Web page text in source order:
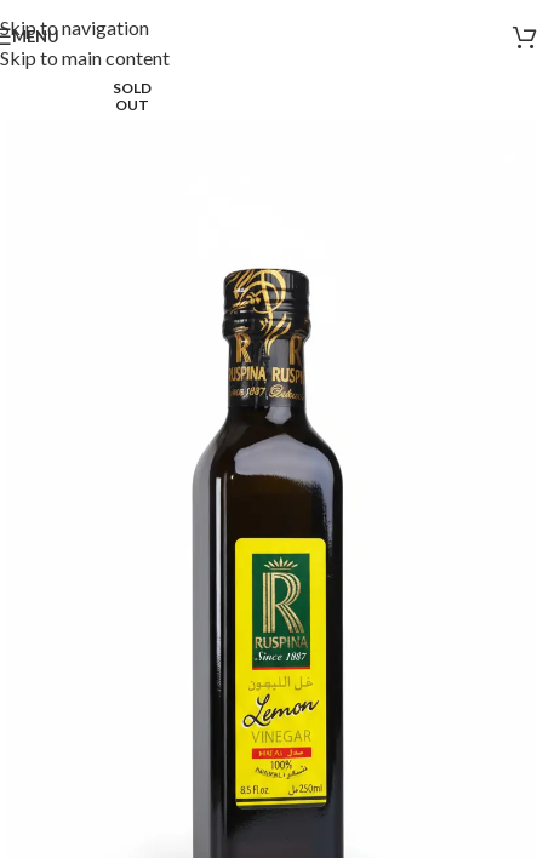
Skip to navigation
Skip to main content
MENU
SOLD
OUT